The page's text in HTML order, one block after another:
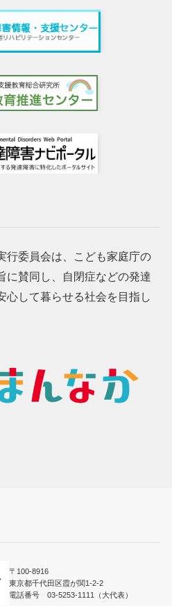
行委員会は、こども家庭庁の
に賛同し、自閉症などの発達
心して暮らせる社会を目指し
〒100-8916
東京都千代田区霞が関1-2-2
電話番号 03-5253-1111（大代表）